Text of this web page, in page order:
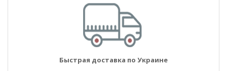
Быстрая доставка по Украине